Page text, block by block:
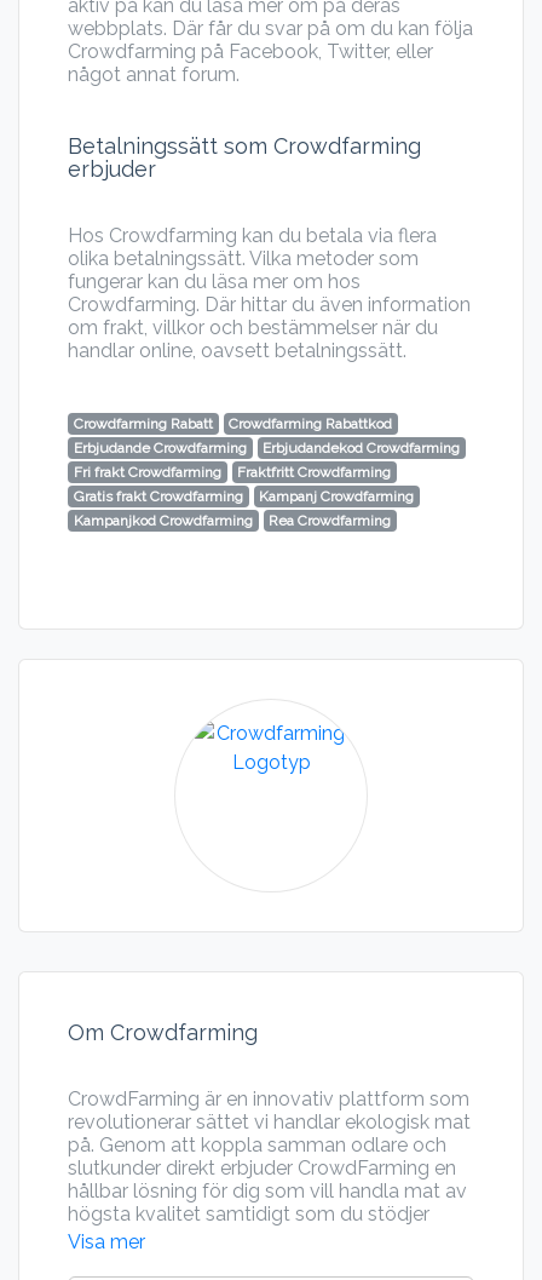
aktiv på kan du läsa mer om på deras
webbplats. Där får du svar på om du kan följa
Crowdfarming på Facebook, Twitter, eller
något annat forum.
Betalningssätt som Crowdfarming
erbjuder
Hos Crowdfarming kan du betala via flera
olika betalningssätt. Vilka metoder som
fungerar kan du läsa mer om hos
Crowdfarming. Där hittar du även information
om frakt, villkor och bestämmelser när du
handlar online, oavsett betalningssätt.
Crowdfarming Rabatt
Crowdfarming Rabattkod
Erbjudande Crowdfarming
Erbjudandekod Crowdfarming
Fri frakt Crowdfarming
Fraktfritt Crowdfarming
Gratis frakt Crowdfarming
Kampanj Crowdfarming
Kampanjkod Crowdfarming
Rea Crowdfarming
Om Crowdfarming
CrowdFarming är en innovativ plattform som
revolutionerar sättet vi handlar ekologisk mat
på. Genom att koppla samman odlare och
slutkunder direkt erbjuder CrowdFarming en
hållbar lösning för dig som vill handla mat av
högsta kvalitet samtidigt som du stödjer
lokala jordbrukare.
Visa mer